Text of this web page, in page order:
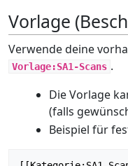
Vorlage
Verwende deine
Vorlage:SA1-Scans .
Die Vorlage
(falls
Beispiel für